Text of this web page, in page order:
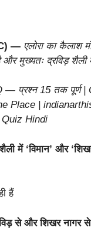
— एलोरा का कैलाश
और मुख्यतः द्रविड़ शैली
— प्रश्न 15 तक पूर्ण |
Place |
Hindi
में ‘विमान’ और
हैं
से और शिखर नागर से